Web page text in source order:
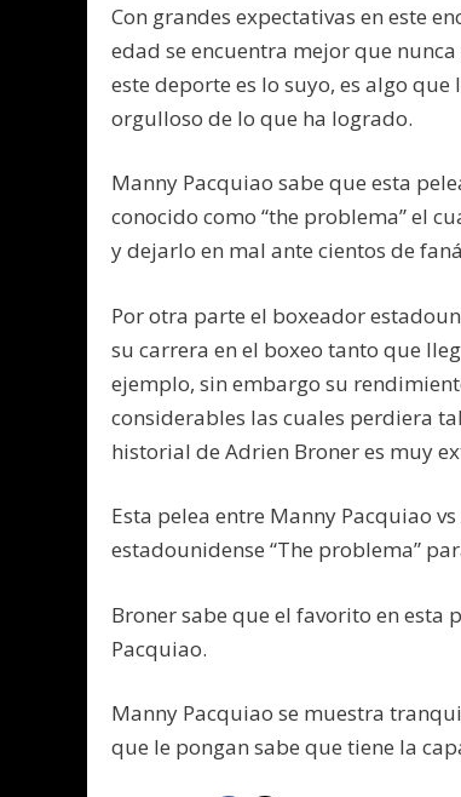
Con grandes expectativas en este
edad se encuentra mejor que
este deporte es lo suyo, es algo
orgulloso de lo que ha logrado.
Manny Pacquiao sabe que esta
conocido como “the problema” el
y dejarlo en mal ante cientos de
Por otra parte el boxeador
su carrera en el boxeo tanto que
ejemplo, sin embargo su
considerables las cuales perdiera
historial de Adrien Broner es muy
Esta pelea entre Manny Pacquiao
estadounidense “The problema”
Broner sabe que el favorito en
Pacquiao.
Manny Pacquiao se muestra
que le pongan sabe que tiene la